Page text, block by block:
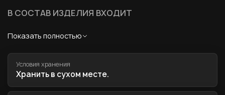
В СОСТАВ ИЗДЕЛИЯ ВХОДИТ
Условия хранения
Хранить в сухом месте.